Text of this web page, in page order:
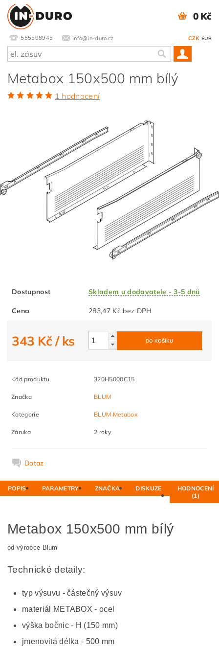
555508945 info@in-duro.cz CZK EUR
0 Kč
Metabox 150x500 mm bílý
1 hodnocení
Dostupnost Skladem u dodavatele - 3-5 dnů
Cena 283,47 Kč bez DPH
343 Kč/ ks
Kód produktu 320H5000C15
Značka BLUM
Kategorie BLUM Metabox
Záruka 2 roky
Dotaz
POPIS PARAMETRY ZNAČKA DISKUZE
HODNOCENÍ
(1)
Metabox 150x500 mm bílý
od výrobce Blum
Technické detaily:
typ výsuvu - částečný výsuv
materiál METABOX - ocel
výška bočnic - H (150 mm)
jmenovitá délka - 500 mm